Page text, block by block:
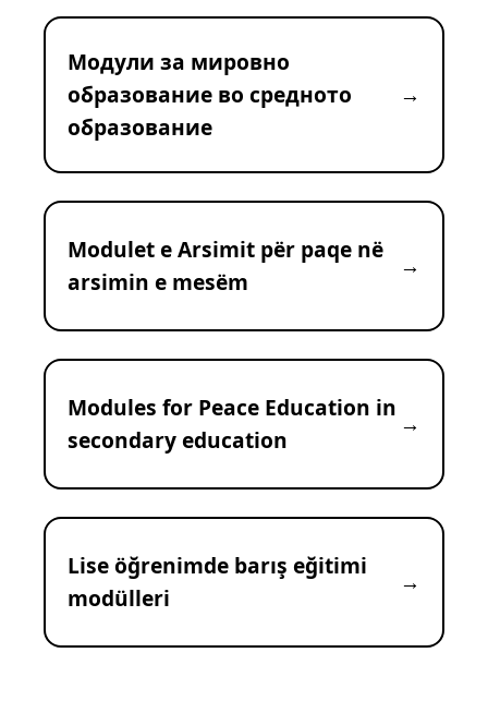
Модули за мировно
образование во средното
образование
Modulet e Arsimit për paqe në
arsimin e mesëm
Modules for Peace Education in
secondary education
Lise öğrenimde barış eğitimi
modülleri